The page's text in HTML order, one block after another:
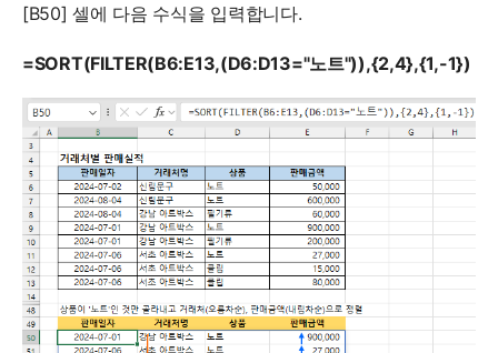
[B50] 셀에 다음 수식을 입력합니다.
=SORT(FILTER(B6:E13,(D6:D13="노트")),{2,4},{1,-1})